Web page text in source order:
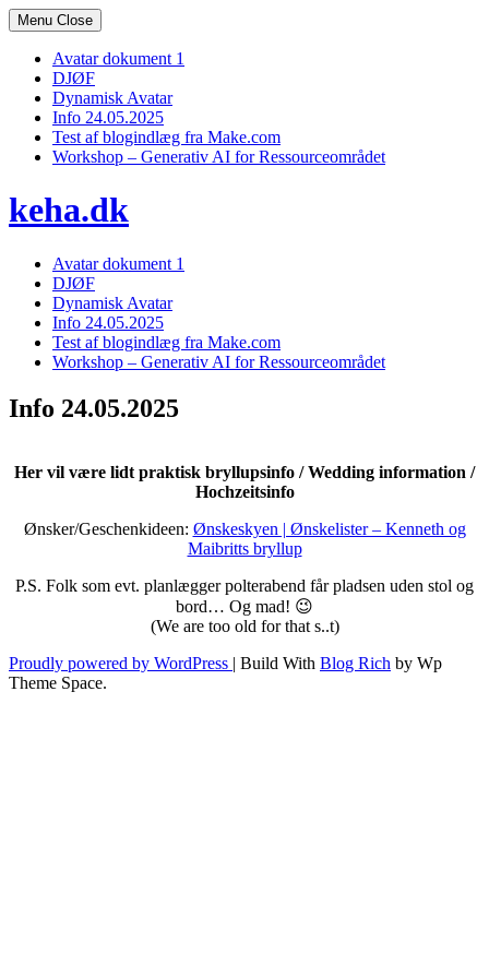
Skip
to
content
Menu Close
Avatar dokument 1
DJØF
Dynamisk Avatar
Info 24.05.2025
Test af blogindlæg fra Make.com
Workshop – Generativ AI for Ressourceområdet
keha.dk
Avatar dokument 1
DJØF
Dynamisk Avatar
Info 24.05.2025
Test af blogindlæg fra Make.com
Workshop – Generativ AI for Ressourceområdet
Info 24.05.2025
Her vil være lidt praktisk bryllupsinfo / Wedding information /
Hochzeitsinfo
Ønsker/Geschenkideen: Ønskeskyen | Ønskelister – Kenneth og
Maibritts bryllup
P.S. Folk som evt. planlægger polterabend får pladsen uden stol og
bord… Og mad! 😉
(We are too old for that s..t)
Proudly powered by WordPress | Build With Blog Rich by Wp
Theme Space.